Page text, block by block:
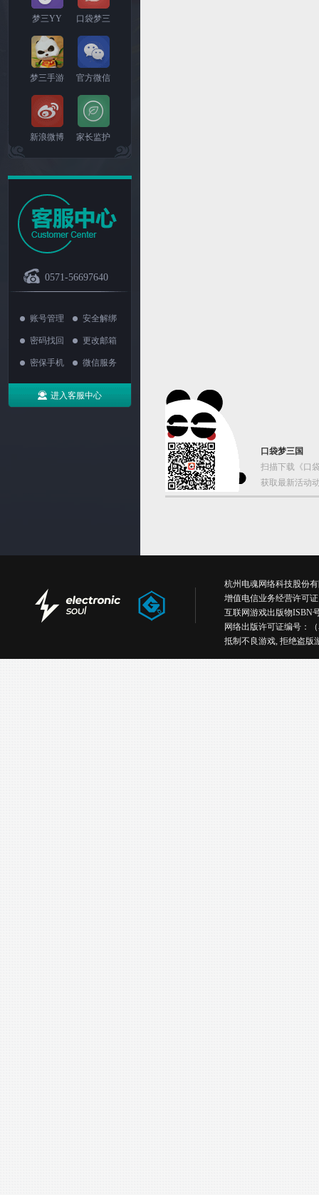
梦三YY 口袋梦三
梦三手游 官方微信
新浪微博 家长监护
0571-56697640
账号管理 安全解绑
密码找回 更改邮箱
密保手机 微信服务
进入客服中心
口袋梦三国
扫描下载《口
获取最新活动
杭州电魂网络科技股份有
增值电信业务经营许可
互联网游戏出版物ISBN
网络出版许可证编号：
抵制不良游戏, 拒绝盗版